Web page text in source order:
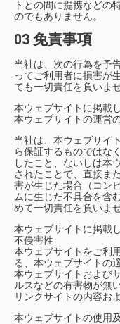
トとの間に提携などの
のでもありません。
03 免責事項
当社は、次の行為を予
ってご利用者に損害が
ても一切責任を負いませ
本ウェブサイトに掲載
本ウェブサイトの運営
当社は、本ウェブサイ
ら保証するものではな
したこと、ないしは本
されたことで、直接ま
害が生じた場合（コン
ムに生じた不具合を含
めて一切責任を負いませ
本ウェブサイトに掲載
不侵害性
本ウェブサイトをご利
る、本ウェブサイトの
本ウェブサイトおよび
ルスなどの有害物が無
リンクサイトの内容お
本ウェブサイトの使用